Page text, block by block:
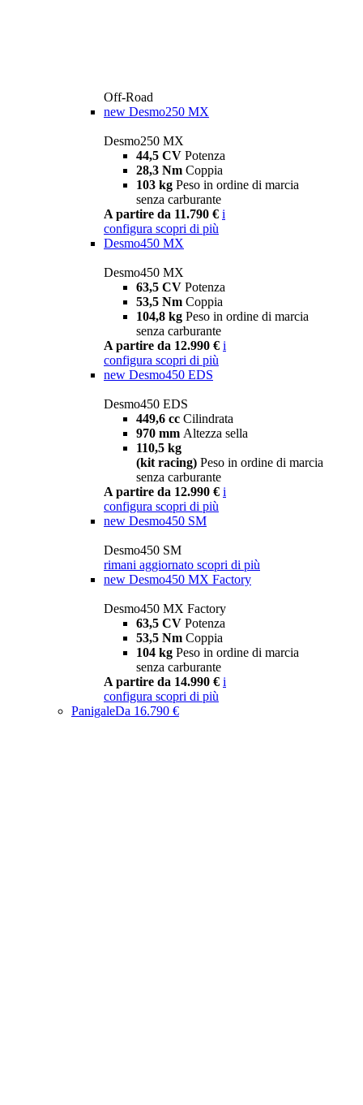
Off-Road
new Desmo250 MX
Desmo250 MX
44,5 CV Potenza
28,3 Nm Coppia
103 kg Peso in ordine di marcia
senza carburante
A partire da 11.790 € i
configura scopri di più
Desmo450 MX
Desmo450 MX
63,5 CV Potenza
53,5 Nm Coppia
104,8 kg Peso in ordine di marcia
senza carburante
A partire da 12.990 € i
configura scopri di più
new Desmo450 EDS
Desmo450 EDS
449,6 cc Cilindrata
970 mm Altezza sella
110,5 kg
(kit racing) Peso in ordine di marcia
senza carburante
A partire da 12.990 € i
configura scopri di più
new Desmo450 SM
Desmo450 SM
rimani aggiornato scopri di più
new Desmo450 MX Factory
Desmo450 MX Factory
63,5 CV Potenza
53,5 Nm Coppia
104 kg Peso in ordine di marcia
senza carburante
A partire da 14.990 € i
configura scopri di più
PanigaleDa 16.790 €